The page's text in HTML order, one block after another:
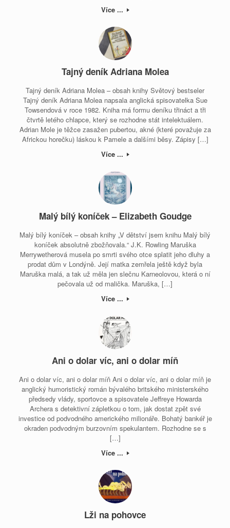
Více ...
Tajný deník Adriana Molea
Tajný deník Adriana Molea – obsah knihy Světový bestseler
Tajný deník Adriana Molea napsala anglická spisovatelka Sue
Towsendová v roce 1982. Kniha má formu deníku třináct a tři
čtvrtě letého chlapce, který se rozhodne stát intelektuálem.
Adrian Mole je těžce zasažen pubertou, akné (které považuje za
Africkou horečku) láskou k Pamele a dalšími běsy. Zápisy […]
Více ...
Malý bílý koníček – Elizabeth Goudge
Malý bílý koníček – obsah knihy „V dětství jsem knihu Malý bílý
koníček absolutně zbožňovala.“ J.K. Rowling Maruška
Merrywetherová musela po smrti svého otce splatit jeho dluhy a
prodat dům v Londýně. Její matka zemřela ještě když byla
Maruška malá, a tak už měla jen slečnu Karneolovou, která o ní
pečovala už od malička. Maruška, […]
Více ...
Ani o dolar víc, ani o dolar míň
Ani o dolar víc, ani o dolar míň Ani o dolar víc, ani o dolar míň je
anglický humoristický román bývalého britského ministerského
předsedy vlády, sportovce a spisovatele Jeffreye Howarda
Archera s detektivní zápletkou o tom, jak dostat zpět své
investice od podvodného amerického milionáře. Bohatý bankéř je
okraden podvodným burzovním spekulantem. Rozhodne se s
[…]
Více ...
Lži na pohovce